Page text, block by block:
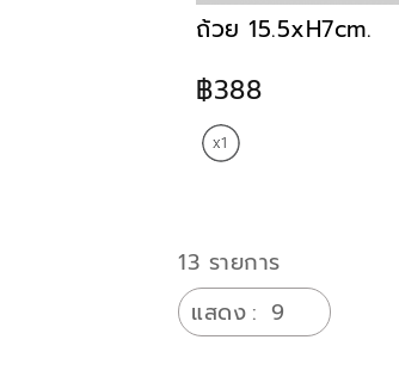
ถ้วย 15.5xH7cm.
฿388
13 รายการ
แสดง